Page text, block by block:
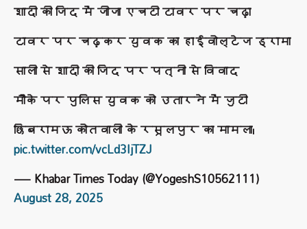
शादी की जिद में जीजा एचटी टावर पर चढ़ा
टावर पर चढ़कर युवक का हाईवोल्टेज ड्रामा
साली से शादी की जिद पर पत्नी से विवाद
मौके पर पुलिस युवक को उतारने में जुटी
छिबरामऊ कोतवाली के रसूलपुर का मामला।
pic.twitter.com/vcLd3IjTZJ
— Khabar Times Today (@YogeshS10562111)
August 28, 2025